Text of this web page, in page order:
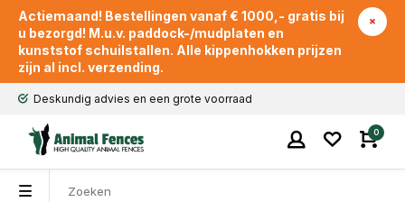
Actiemaand! Bestellingen vanaf € 1000,- gratis bij
u bezorgd! M.u.v. paddock-/mudplaten en
kunststof schuilstallen. Alle kippenhokken prijzen
zijn al incl. verzending.
Deskundig advies en een grote voorraad
0